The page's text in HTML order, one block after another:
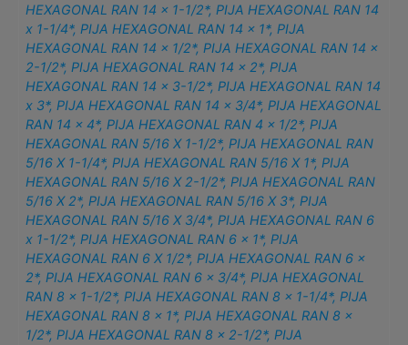
HEXAGONAL RAN 14 x 1-1/2*,PIJA HEXAGONAL RAN 14
x 1-1/4*,PIJA HEXAGONAL RAN 14 x 1*,PIJA
HEXAGONAL RAN 14 x 1/2*,PIJA HEXAGONAL RAN 14 x
2-1/2*,PIJA HEXAGONAL RAN 14 x 2*,PIJA
HEXAGONAL RAN 14 x 3-1/2*,PIJA HEXAGONAL RAN 14
x 3*,PIJA HEXAGONAL RAN 14 x 3/4*,PIJA HEXAGONAL
RAN 14 x 4*,PIJA HEXAGONAL RAN 4 x 1/2*,PIJA
HEXAGONAL RAN 5/16 X 1-1/2*,PIJA HEXAGONAL RAN
5/16 X 1-1/4*,PIJA HEXAGONAL RAN 5/16 X 1*,PIJA
HEXAGONAL RAN 5/16 X 2-1/2*,PIJA HEXAGONAL RAN
5/16 X 2*,PIJA HEXAGONAL RAN 5/16 X 3*,PIJA
HEXAGONAL RAN 5/16 X 3/4*,PIJA HEXAGONAL RAN 6
x 1-1/2*,PIJA HEXAGONAL RAN 6 x 1*,PIJA
HEXAGONAL RAN 6 X 1/2*,PIJA HEXAGONAL RAN 6 x
2*,PIJA HEXAGONAL RAN 6 x 3/4*,PIJA HEXAGONAL
RAN 8 x 1-1/2*,PIJA HEXAGONAL RAN 8 x 1-1/4*,PIJA
HEXAGONAL RAN 8 x 1*,PIJA HEXAGONAL RAN 8 x
1/2*,PIJA HEXAGONAL RAN 8 x 2-1/2*,PIJA